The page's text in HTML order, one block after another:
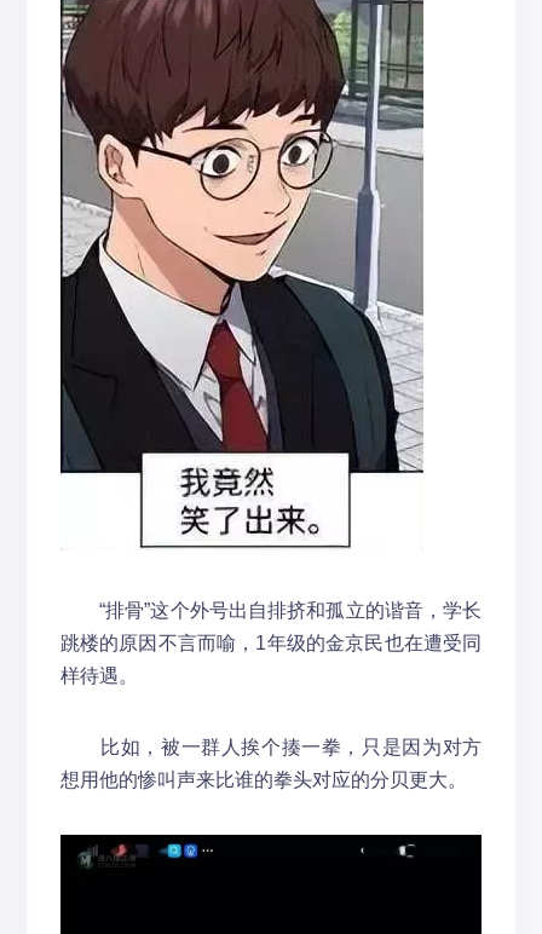
“排骨”这个外号出自排挤和孤立的谐音，学长
跳楼的原因不言而喻，1年级的金京民也在遭受同
样待遇。
比如，被一群人挨个揍一拳，只是因为对方
想用他的惨叫声来比谁的拳头对应的分贝更大。